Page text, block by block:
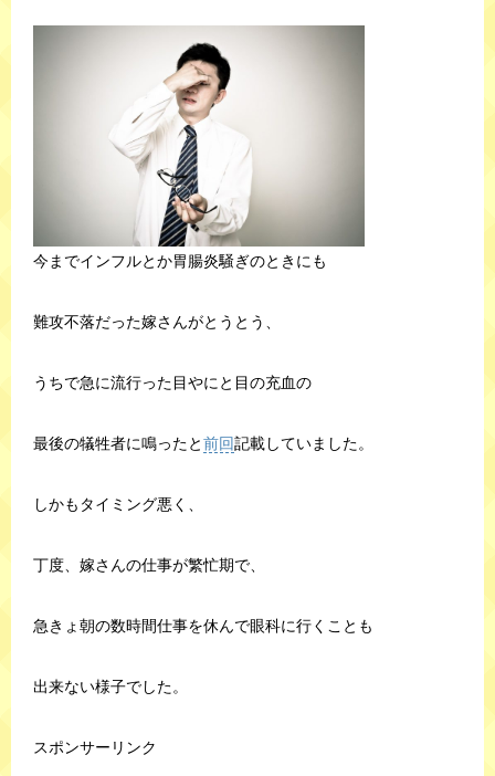
今までインフルとか胃腸炎騒ぎのときにも
難攻不落だった嫁さんがとうとう、
うちで急に流行った目やにと目の充血の
最後の犠牲者に鳴ったと前回記載していました。
しかもタイミング悪く、
丁度、嫁さんの仕事が繁忙期で、
急きょ朝の数時間仕事を休んで眼科に行くことも
出来ない様子でした。
スポンサーリンク